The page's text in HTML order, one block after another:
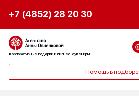
+7 (4852) 28 20 30
Корпоративные подарки и бизнес-сувениры
Помощь в подборе